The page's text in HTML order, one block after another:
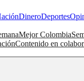
DineroDeportes
Mejor Colombia
Contenido en